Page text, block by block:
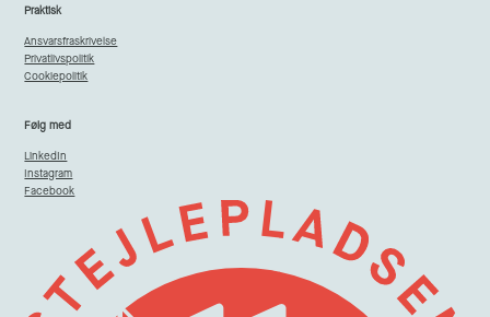
Praktisk
Ansvarsfraskrivelse
Privatlivspolitik
Cookiepolitik
Følg med
LinkedIn
Instagram
Facebook